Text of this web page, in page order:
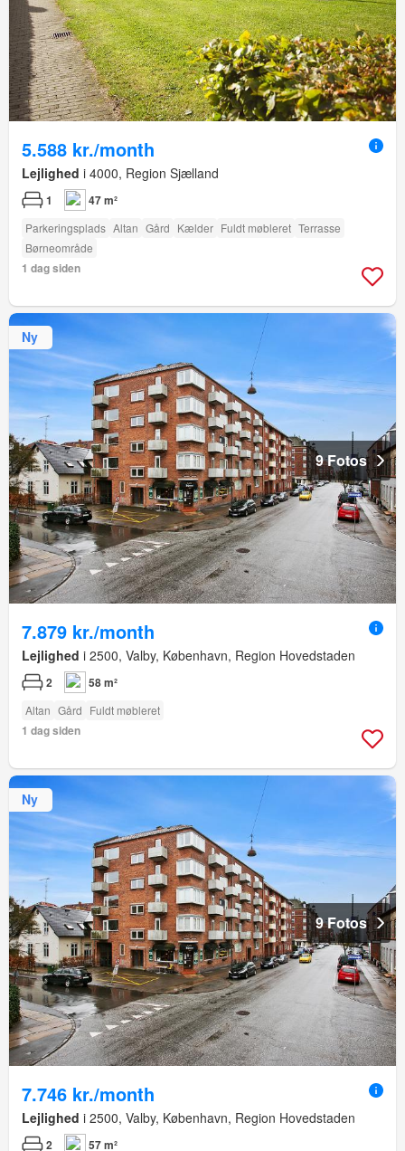
5.588 kr./month
Lejlighed i 4000, Region Sjælland
1 47 m²
Parkeringsplads Altan Gård Kælder Fuldt møbleret Terrasse
Børneområde
1 dag siden
Ny
9 Fotos
7.879 kr./month
Lejlighed i 2500, Valby, København, Region Hovedstaden
2 58 m²
Altan Gård Fuldt møbleret
1 dag siden
Ny
9 Fotos
7.746 kr./month
Lejlighed i 2500, Valby, København, Region Hovedstaden
2 57 m²